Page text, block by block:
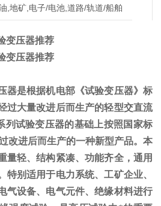
,地矿,电子/电池,道路/轨道/船舶
变压器推荐
变压器推荐
器是根据机电部《试验变压器》标
过大量改进后而生产的轻型交直流
列试验变压器的基础上按照国家标
改进后而生产的一种新型产品。本
量轻、结构紧凑、功能齐全，通用
特别适用于电力系统、工矿企业、
气设备、电气元件、绝缘材料进行